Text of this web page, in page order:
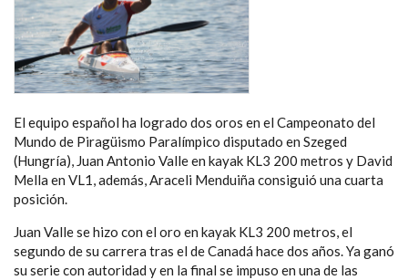
El equipo español ha logrado dos oros en el Campeonato del
Mundo de Piragüismo Paralímpico disputado en Szeged
(Hungría), Juan Antonio Valle en kayak KL3 200 metros y David
Mella en VL1, además, Araceli Menduiña consiguió una cuarta
posición.
Juan Valle se hizo con el oro en kayak KL3 200 metros, el
segundo de su carrera tras el de Canadá hace dos años. Ya ganó
su serie con autoridad y en la final se impuso en una de las